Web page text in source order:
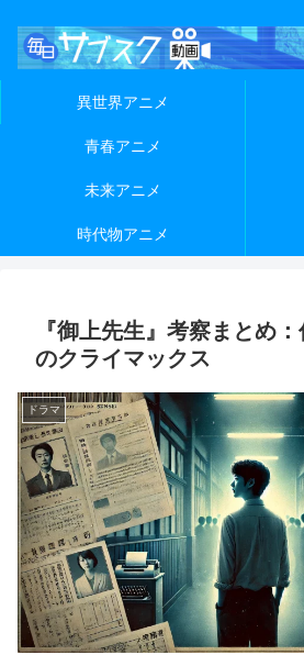
異世界アニメ
青春アニメ
未来アニメ
時代物アニメ
『御上先生』考察まとめ
のクライマックス
ドラマ